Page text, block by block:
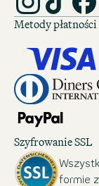
Metody płatności
Szyfrowanie SSL
formie